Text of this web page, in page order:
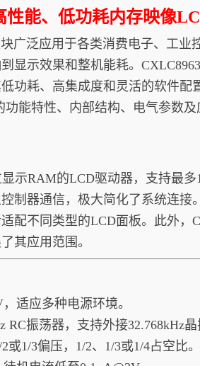
性能、低功耗内存映像
泛应用于各类消费电子、工业
显示效果和整机能耗。
功耗、高集成度和灵活的软件配
功能特性、内部结构、电气参数
RAM的LCD驱动器，支持最多
制器通信，极大简化了系统连接
配不同类型的LCD面板。此外，
其应用范围。
适应多种电源环境。
RC振荡器，支持外接32.768kHz晶
或1/3偏压，1/2、1/3或1/4占空比。